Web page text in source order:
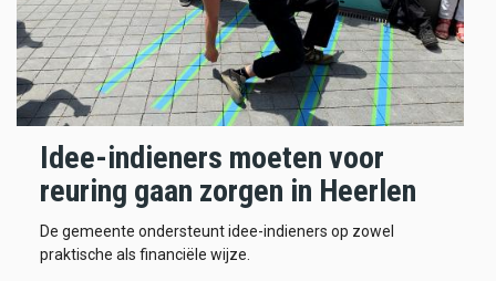
Idee-indieners moeten voor
reuring gaan zorgen in Heerlen
De gemeente ondersteunt idee-indieners op zowel
praktische als financiële wijze.